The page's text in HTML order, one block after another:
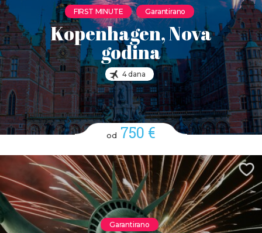
FIRST MINUTE Garantirano
Kopenhagen, Nova
godina
4 dana
od 750 €
Garantirano